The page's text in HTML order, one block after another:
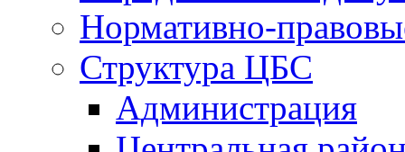
Нормативно-
Структура ЦБС
Администрация